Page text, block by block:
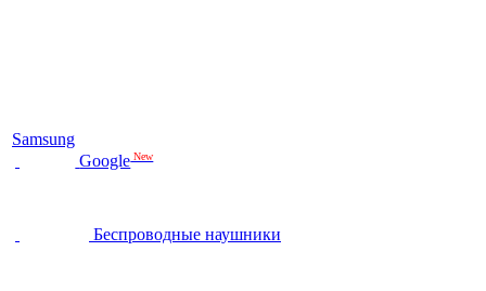
Samsung
Google New
Беспроводные наушники